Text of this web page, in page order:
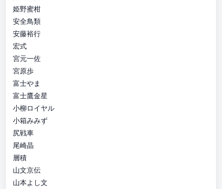
姫野蜜柑
安全鳥類
安藤裕行
宏式
宮元一佐
宮原歩
富士やま
富士鷹金星
小柳ロイヤル
小箱みみず
尻戦車
尾崎晶
層積
山文京伝
山本よし文